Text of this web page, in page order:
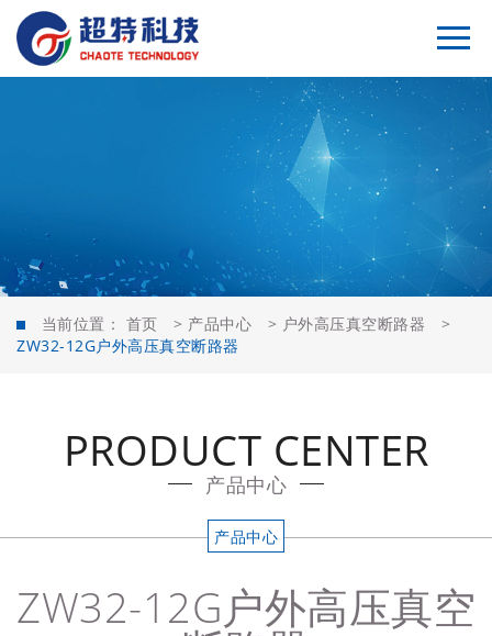
当前位置： 首页 > 产品中心 > 户外高压真空断路器
>
ZW32-12G户外高压真空断路器
PRODUCT CENTER
产品中心
产品中心
ZW32-12G户外高压真空